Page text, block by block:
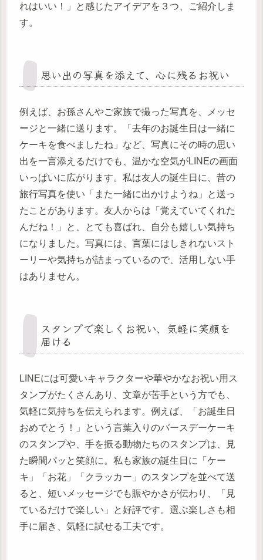
れはいい！」と感じたアイデアを３つ、ご紹介しま
す。
思い出の写真を添えて、心に残るお祝い
例えば、お孫さんやご家族で撮った写真を、メッセ
ージと一緒に送ります。「去年のお誕生日は一緒に
ケーキを食べましたね」など、写真にその時の思い
出を一言添えるだけでも、温かな空気がLINEの画面
いっぱいに広がります。私は友人の誕生日に、昔の
旅行写真を使い「また一緒に出かけようね」と送っ
たことがあります。友人からは「覚えていてくれた
んだね！」と、とても喜ばれ、自分も嬉しい気持ち
になりました。写真には、言葉にはしきれないスト
ーリーや気持ちが詰まっているので、活用しない手
はありません。
スタンプで楽しくお祝い、気軽に笑顔を
届ける
LINEには可愛いキャラクターや華やかなお祝い用ス
タンプがたくさんあり、文章が苦手という方でも、
気軽に気持ちを伝えられます。例えば、「お誕生日
おめでとう！」という言葉入りのバースデーケーキ
のスタンプや、手を振る動物たちのスタンプは、見
た瞬間パッと笑顔に。私も家族の誕生日に「ケー
キ」「お花」「クラッカー」のスタンプを並べて送
ると、短いメッセージでも賑やかさが伝わり、「見
ているだけで楽しい」と好評です。選ぶ楽しさも相
手に届き、気軽に試せる工夫です。